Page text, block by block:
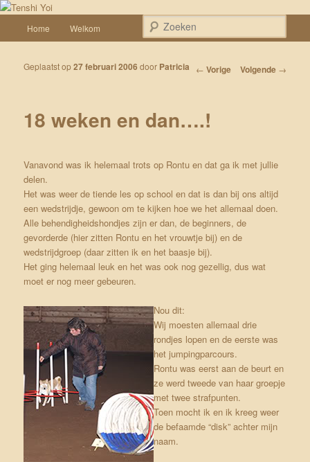
Spring naar de primaire inhoud
Tenshi Yoi
Een weblog over onze Shiba’s (Keiko, Rontu, Miyuki, Tatsu en Yumi)
Home Welkom
Bericht navigatie
← Vorige Volgende →
18 weken en dan….!
Geplaatst op27 februari 2006 door Patricia
Vanavond was ik helemaal trots op Rontu en dat ga ik met jullie
delen.
Het was weer de tiende les op school en dat is dan bij ons altijd
een wedstrijdje, gewoon om te kijken hoe we het allemaal doen.
Alle behendigheidshondjes zijn er dan, de beginners, de
gevorderde (hier zitten Rontu en het vrouwtje bij) en de
wedstrijdgroep (daar zitten ik en het baasje bij).
Het ging helemaal leuk en het was ook nog gezellig, dus wat
moet er nog meer gebeuren.
Nou dit:
Wij moesten allemaal drie
rondjes lopen en de eerste was
het jumpingparcours.
Rontu was eerst aan de beurt en
ze werd tweede van haar groepje
met twee strafpunten.
Toen mocht ik en ik kreeg weer
de befaamde “disk” achter mijn
naam.